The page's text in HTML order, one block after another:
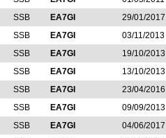
SSB EA7GI
29/01/2017
SSB EA7GI
03/11/2013
SSB EA7GI
19/10/2013
SSB EA7GI
13/10/2013
SSB EA7GI
23/04/2016
SSB EA7GI
09/09/2013
SSB EA7GI
04/06/2017